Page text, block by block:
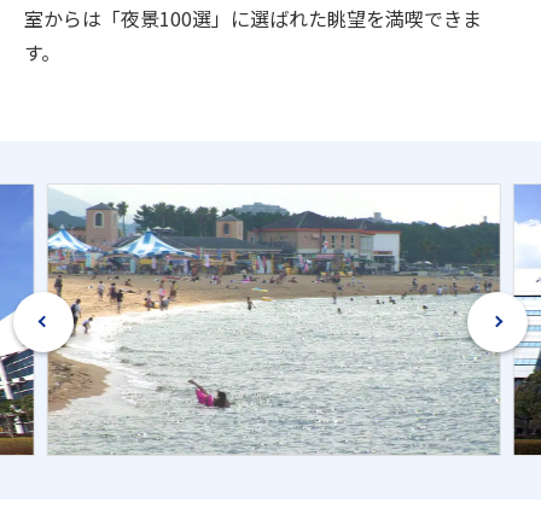
室からは「夜景100選」に選ばれた眺望を満喫できま
す。